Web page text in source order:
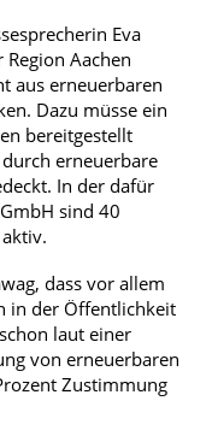
Eva
Aachen
aus erneuerbaren
Dazu müsse ein
bereitgestellt
erneuerbare
In der dafür
sind 40
dass vor allem
in der Öffentlichkeit
laut einer
von erneuerbaren
Zustimmung